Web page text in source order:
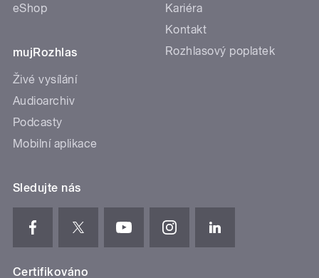
eShop
mujRozhlas
Živé vysílání
Audioarchiv
Podcasty
Mobilní aplikace
Kariéra
Kontakt
Rozhlasový poplatek
Sledujte nás
Certifikováno